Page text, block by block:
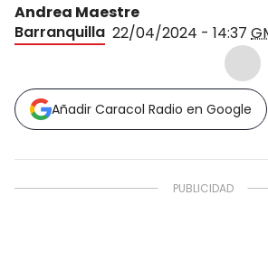
Andrea Maestre
Barranquilla 22/04/2024 - 14:37
Añadir Caracol Radio en Google